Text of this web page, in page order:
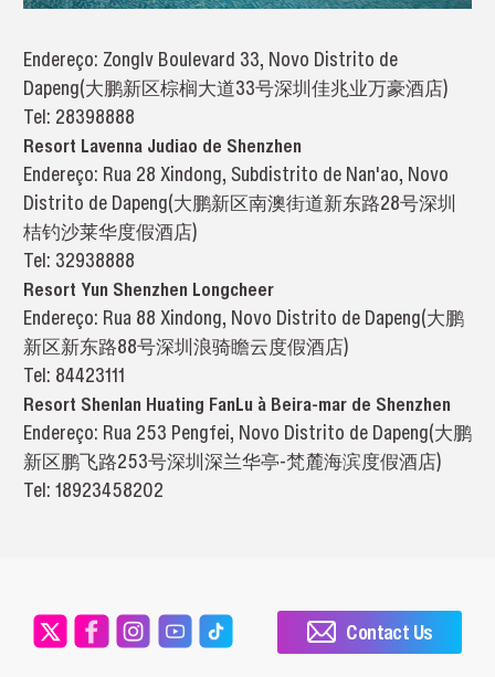
Endereço: Zonglv Boulevard 33, Novo Distrito de
Dapeng(大鹏新区棕榈大道33号深圳佳兆业万豪酒店)
Tel: 28398888
Resort Lavenna Judiao de Shenzhen
Endereço: Rua 28 Xindong, Subdistrito de Nan'ao, Novo
Distrito de Dapeng(大鹏新区南澳街道新东路28号深圳
桔钓沙莱华度假酒店)
Tel: 32938888
Resort Yun Shenzhen Longcheer
Endereço: Rua 88 Xindong, Novo Distrito de Dapeng(大鹏
新区新东路88号深圳浪骑瞻云度假酒店)
Tel: 84423111
Resort Shenlan Huating FanLu à Beira-mar de Shenzhen
Endereço: Rua 253 Pengfei, Novo Distrito de Dapeng(大鹏
新区鹏飞路253号深圳深兰华亭-梵麓海滨度假酒店)
Tel: 18923458202
Contact Us